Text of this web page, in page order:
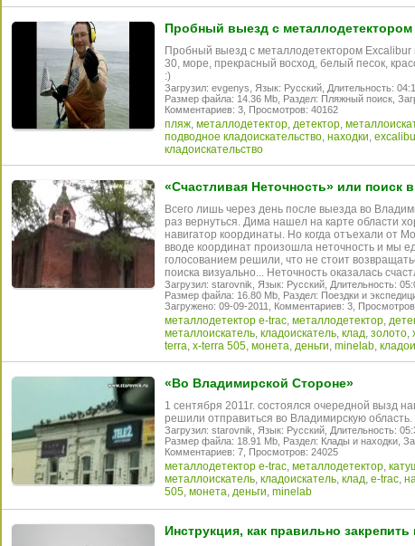
Пробный выезд с
Пробный выезд с металлодетектором Excalibur
30, море, прекрасный восход, белый песок,
:)
Загрузил: evgenys, Язык: Русский, Длительность:
Размер файла: 14.36 Mb, Раздел: Пляжный поиск,
Комментариев: 3, Просмотров: 40162
пляж, металлодетектор, детектор,
подводное кладоискательство, находки,
кладоискательство
«Счастливая Неточность» или поиск
Всего лишь через день после выезда во
раз вернуться. Дима нашел на карте области
навигатор координаты. Но когда отъехали от
вводе координат произошла неточность и мы
голосованием решили, что не стоит
поиска визуально... Неточность оказалась
Загрузил: starovnik, Язык: Русский, Длительность:
Размер файла: 16.80 Mb, Раздел: Поездки и
Загружено: 09-09-2011,
Комментариев: 3,
металлодетектор e-trac, металлодетектор,
металлоискатель, кладоискатель, клад, золото,
terra, x-terra 505, монета, деньги, minelab,
«Во Владимирской Стороне»
1 сентября 2011г. состоялся очередной вызд
решили отправиться во Владимирскую область.
Загрузил: starovnik, Язык: Русский, Длительность:
Размер файла: 18.91 Mb, Раздел: Клады и находки,
Комментариев: 7, Просмотров: 24025
металлодетектор e-trac, металлодетектор,
металлоискатель, кладоискатель, клад, e-trac,
505, монета, деньги, minelab
Инструкция, как правильно закрепить